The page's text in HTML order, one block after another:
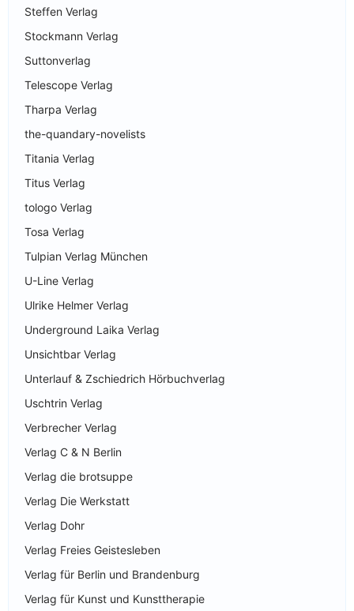
Steffen Verlag
Stockmann Verlag
Suttonverlag
Telescope Verlag
Tharpa Verlag
the-quandary-novelists
Titania Verlag
Titus Verlag
tologo Verlag
Tosa Verlag
Tulpian Verlag München
U-Line Verlag
Ulrike Helmer Verlag
Underground Laika Verlag
Unsichtbar Verlag
Unterlauf & Zschiedrich Hörbuchverlag
Uschtrin Verlag
Verbrecher Verlag
Verlag C & N Berlin
Verlag die brotsuppe
Verlag Die Werkstatt
Verlag Dohr
Verlag Freies Geistesleben
Verlag für Berlin und Brandenburg
Verlag für Kunst und Kunsttherapie